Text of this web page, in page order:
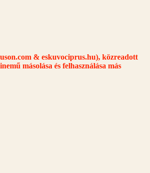
& eskuvociprus.hu), közreadott
másolása és felhasználása más